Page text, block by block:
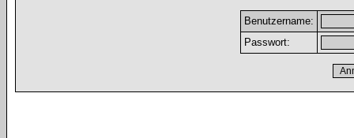
Benutzername:
Passwort: